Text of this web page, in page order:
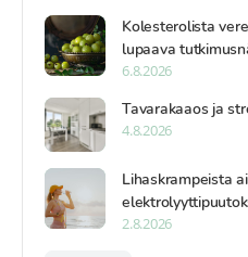
Kolesterolista
lupaava
6.8.2026
Tavarakaaos ja
4.8.2026
Lihaskrampeista
2.8.2026